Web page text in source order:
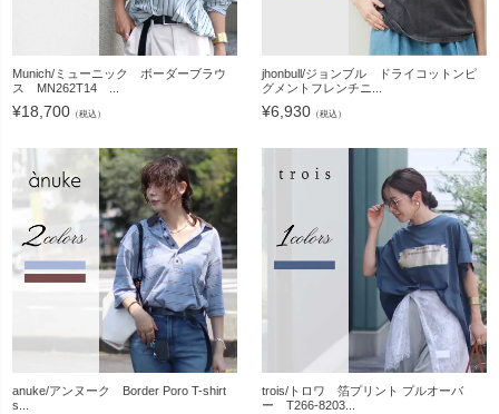
Munich/ミューニック ボーダーブラウ
ス MN262T14 ...
¥18,700 （税込）
jhonbull/ジョンブル ドライコットンピ
グメントフレンチニ...
¥6,930 （税込）
anuke/アンヌーク Border Poro T-shirt
s...
trois/トロワ 箔プリント プルオーバ
ー T266-8203...